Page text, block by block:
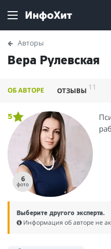
Авторы
Вера Рулевская
ОБ АВТОРЕ ОТЗЫВЫ 11
6
фото
5
Выберите другого эксперта.
Информация об авторе не